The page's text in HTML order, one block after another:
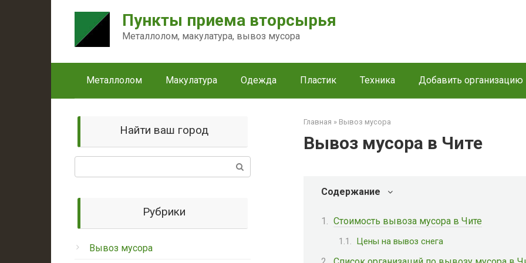
Пункты приема вторсырья
Металлолом, макулатура, вывоз мусора
Металлолом Макулатура Одежда Пластик Техника Добавить организацию
Главная » Вывоз мусора
Вывоз мусора в Чите
Содержание
Стоимость вывоза мусора в Чите
Цены на вывоз снега
Найти ваш город
Рубрики
Вывоз мусора